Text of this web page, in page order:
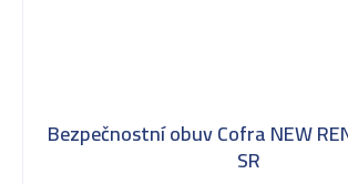
Bezpečnostní obuv Cofra NEW
SR